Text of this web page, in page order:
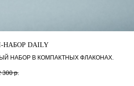
НАБОР DAILY
НАБОР В КОМПАКТНЫХ ФЛАКОНАХ.
300 р.